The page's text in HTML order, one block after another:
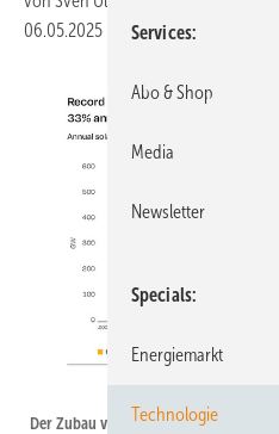
06.05.2025
Druckvorschau
Der Zubau von Solaranlagen erreicht
Services
Abo & Shop
Media
Newsletter
Specials
Energiemarkt
Technologie